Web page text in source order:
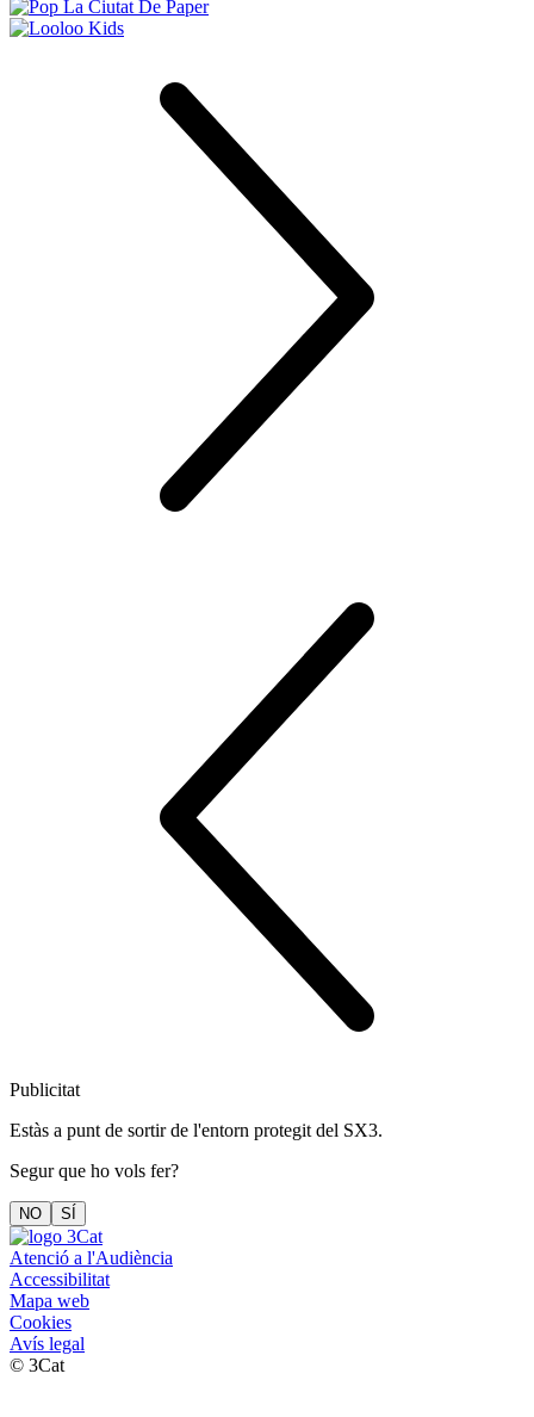
Publicitat
Estàs a punt de sortir de l'entorn protegit del SX3.
Segur que ho vols fer?
NO SÍ
Atenció a l'Audiència
Accessibilitat
Mapa web
Cookies
Avís legal
© 3Cat